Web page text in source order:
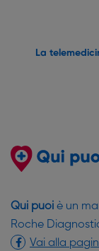
La
Qui puoi è un
Roche
Vai alla